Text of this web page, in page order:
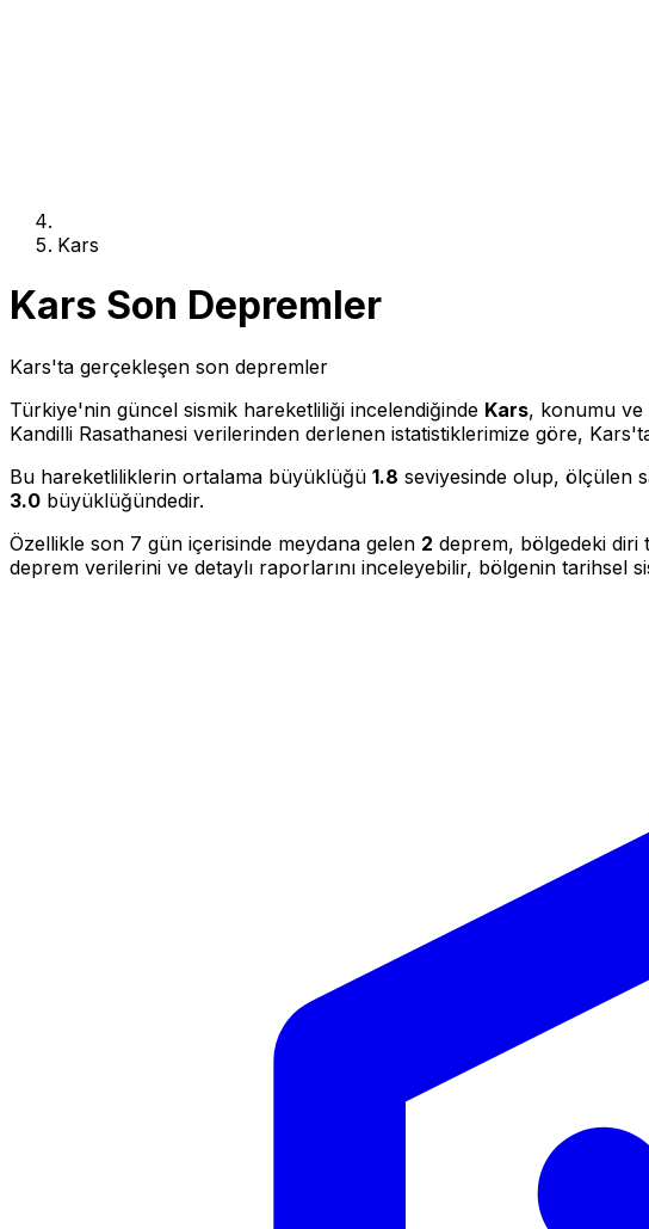
Kars
Kars Son Depremler
Kars'ta gerçekleşen son depremler
Türkiye'nin güncel sismik hareketliliği incelendiğinde Kars, konumu ve
Kandilli Rasathanesi verilerinden derlenen istatistiklerimize göre,
Bu hareketliliklerin ortalama büyüklüğü 1.8 seviyesinde olup, ölçülen
3.0 büyüklüğündedir.
Özellikle son 7 gün içerisinde meydana gelen 2 deprem, bölgedeki diri
deprem verilerini ve detaylı raporlarını inceleyebilir, bölgenin tarihsel